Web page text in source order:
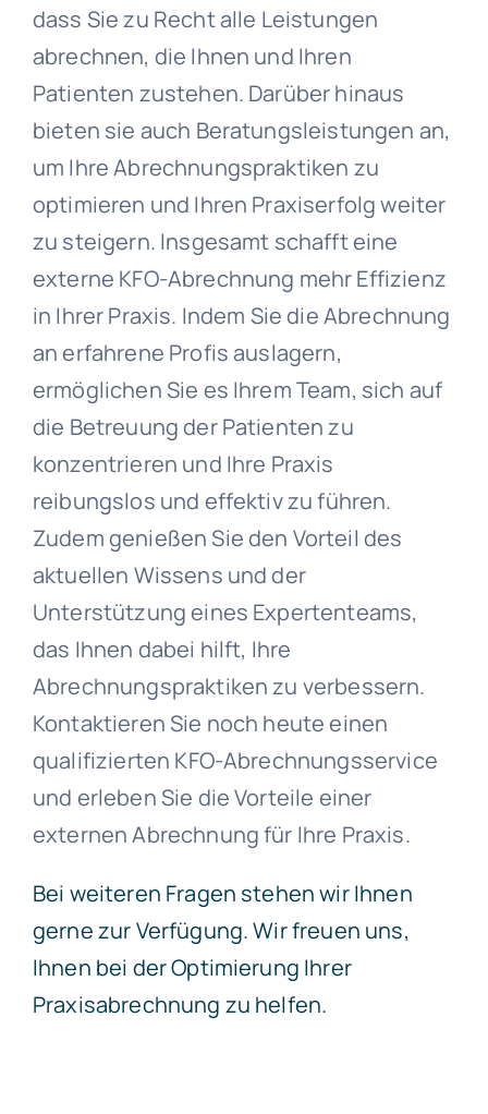
dass Sie zu Recht alle Leistungen
abrechnen, die Ihnen und Ihren
Patienten zustehen. Darüber hinaus
bieten sie auch Beratungsleistungen an,
um Ihre Abrechnungspraktiken zu
optimieren und Ihren Praxiserfolg weiter
zu steigern. Insgesamt schafft eine
externe KFO-Abrechnung mehr Effizienz
in Ihrer Praxis. Indem Sie die Abrechnung
an erfahrene Profis auslagern,
ermöglichen Sie es Ihrem Team, sich auf
die Betreuung der Patienten zu
konzentrieren und Ihre Praxis
reibungslos und effektiv zu führen.
Zudem genießen Sie den Vorteil des
aktuellen Wissens und der
Unterstützung eines Expertenteams,
das Ihnen dabei hilft, Ihre
Abrechnungspraktiken zu verbessern.
Kontaktieren Sie noch heute einen
qualifizierten KFO-Abrechnungsservice
und erleben Sie die Vorteile einer
externen Abrechnung für Ihre Praxis.
Bei weiteren Fragen stehen wir Ihnen
gerne zur Verfügung. Wir freuen uns,
Ihnen bei der Optimierung Ihrer
Praxisabrechnung zu helfen.